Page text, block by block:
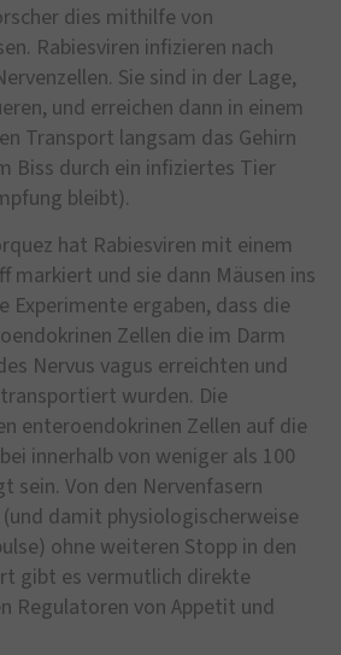
dies mithilfe von
Rabiesviren infizieren nach
Sie sind in der Lage,
und erreichen dann in einem
Transport langsam das Gehirn
Biss durch ein infiziertes Tier
bleibt).
hat Rabiesviren mit einem
markiert und sie dann Mäusen ins
Experimente ergaben, dass die
Zellen die im Darm
Nervus vagus erreichten und
wurden. Die
enteroendo­krinen Zellen auf die
innerhalb von weniger als 100
sein. Von den Nervenfasern
damit physiologischerweise
ohne weiteren Stopp in den
gibt es vermutlich direkte
Regulatoren von Appetit und